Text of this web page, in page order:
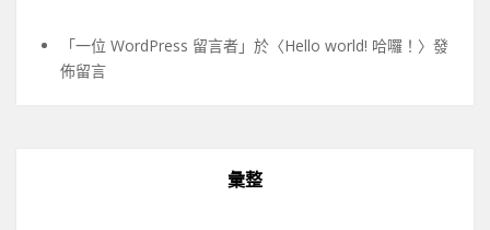
「一位 WordPress 留言者 」於〈Hello world! 哈囉！ 〉發
佈留言
彙整